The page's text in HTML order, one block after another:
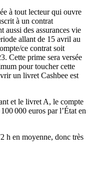
à tout lecteur qui ouvre
à un contrat
aussi des assurances vie
allant de 15 avril au
ce contrat soit
Cette prime sera versée
pour toucher cette
un livret Cashbee est
et le livret A, le compte
000 euros par l’État en
h en moyenne, donc très